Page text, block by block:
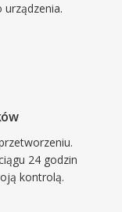
24 godzin
kontrolą.